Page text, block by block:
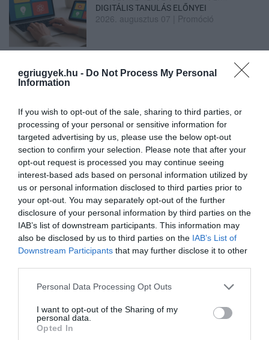
egriugyek.hu - Do Not Process My Personal
Information
If you wish to opt-out of the sale, sharing to third parties, or
processing of your personal or sensitive information for
targeted advertising by us, please use the below opt-out
section to confirm your selection. Please note that after your
opt-out request is processed you may continue seeing
interest-based ads based on personal information utilized by
us or personal information disclosed to third parties prior to
your opt-out. You may separately opt-out of the further
disclosure of your personal information by third parties on the
IAB’s list of downstream participants. This information may
also be disclosed by us to third parties on the IAB’s List of
Downstream Participants that may further disclose it to other
Please note that this website/app uses one or more Google
not limited to your visit or usage behaviour. You may click to
grant or deny consent to Google and its third-party tags to
use your data for below specified purposes in below Google
Personal Data Processing Opt Outs
I want to opt-out of the Sharing of my
personal data.
Opted In
DIGITÁLIS TANULÁS ELŐNYEI
2026. augusztus 07 Promóció
2026. augusztus 07|Eger ügye
TÍZ ÉVE NEM VOLT ILYEN ALACSONY AZ
INFLÁCIÓ MAGYARORSZÁGON
2026. augusztus 07| Mindenki ügye
MINDHÁROM ÜTEMBEN DOLGOZNAK A 25-
2026. augusztus 07| Eger ügye